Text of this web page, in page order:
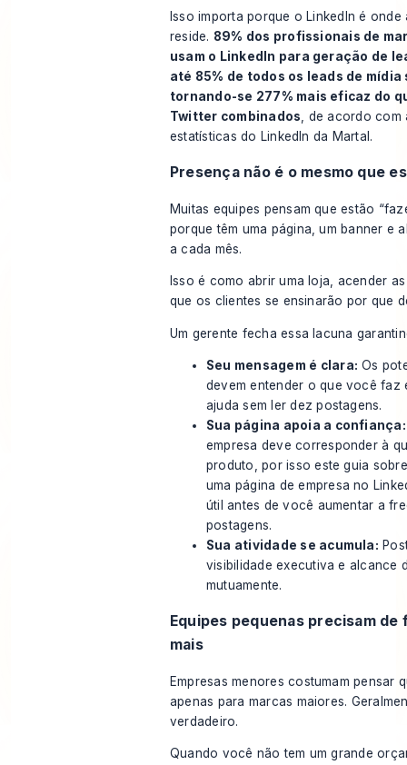
Isso importa porque o LinkedIn é
reside. 89% dos profissionais de
usam o LinkedIn para geração de
até 85% de todos os leads de mídia
tornando-se 277% mais eficaz do
Twitter combinados, de acordo com
estatísticas do LinkedIn da Martal .
Presença não é o mesmo que
Muitas equipes pensam que estão
porque têm uma página, um banner e
a cada mês.
Isso é como abrir uma loja, acender
que os clientes se ensinarão por que
Um gerente fecha essa lacuna
Seu mensagem é clara: Os
devem entender o que você faz
ajuda sem ler dez postagens.
Sua página apoia a confiança:
empresa deve corresponder à
produto, por isso este guia
uma página de empresa no
útil antes de você aumentar a
postagens.
Sua atividade se acumula:
visibilidade executiva e alcance
mutuamente.
Equipes pequenas precisam de
mais
Empresas menores costumam pensar
apenas para marcas maiores.
verdadeiro.
Quando você não tem um grande